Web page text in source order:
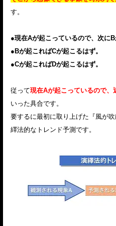
す。
●現在Aが起こっているので、次にB
●Bが起こればCが起こるはず。
●Cが起こればDが起こるはず。
従って現在Aが起こっているので、
いった具合です。
要するに最初に取り上げた『風が
繹法的なトレンド予測です。